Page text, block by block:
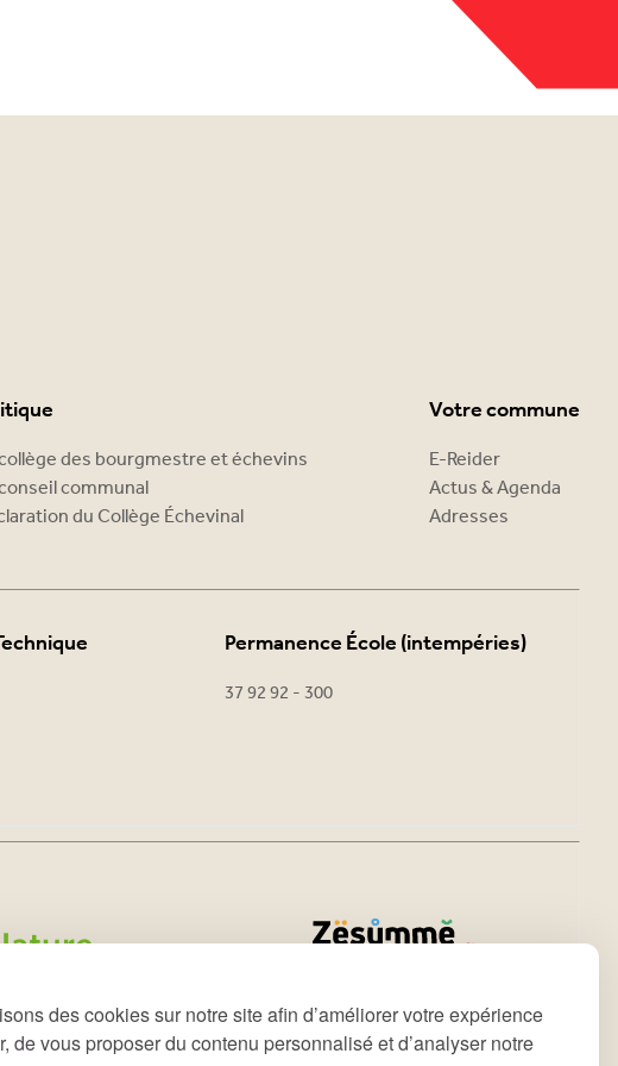
des cookies sur notre site afin d’améliorer votre expérience
de vous proposer du contenu personnalisé et d’analyser notre
des bourgmestre et échevins
communal
du Collège Échevinal
Votre commune
E-Reider
Actus & Agenda
Adresses
Permanence École (intempéries)
37 92 92 - 300